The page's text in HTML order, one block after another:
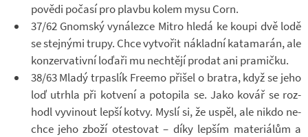
po­vědi po­časí pro plavbu kolem mysu Corn.
37/62 Gnom­ský vy­ná­lezce Mitro hledá ke koupi dvě lodě
se stej­nými trupy. Chce vy­tvo­řit ná­kladní ka­ta­ma­rán, ale
kon­zer­va­tivní lo­ďaři mu ne­chtějí pro­dat ani pra­mičku.
38/63 Mladý tr­pas­lík Fre­emo při­šel o bra­tra, když se jeho
loď utrhla při kot­vení a po­to­pila se. Jako kovář se roz­
hodl vy­vi­nout lepší kotvy. Myslí si, že uspěl, ale nikdo ne­
chce jeho zboží otes­to­vat – díky lep­ším ma­te­ri­á­lům a